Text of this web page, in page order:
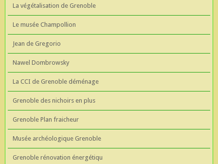
La végétalisation de Grenoble
Le musée Champollion
Jean de Gregorio
Nawel Dombrowsky
La CCI de Grenoble déménage
Grenoble des nichoirs en plus
Grenoble Plan fraicheur
Musée archéologique Grenoble
Grenoble rénovation énergétiqu